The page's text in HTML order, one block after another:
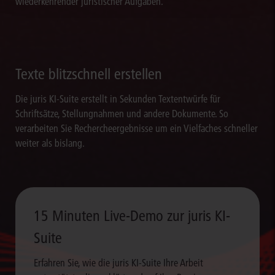
Texte blitzschnell erstellen
Die juris KI-Suite erstellt in Sekunden Textentwürfe für
Schriftsätze, Stellungnahmen und andere Dokumente. So
verarbeiten Sie Rechercheergebnisse um ein Vielfaches schneller
weiter als bislang.
15 Minuten Live-Demo zur juris KI-
Suite
Erfahren Sie, wie die juris KI-Suite Ihre Arbeit